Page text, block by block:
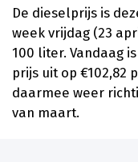
De dieselprijs is
week vrijdag (23
100 liter. Vandaag
prijs uit op €102,82
daarmee weer
van maart.